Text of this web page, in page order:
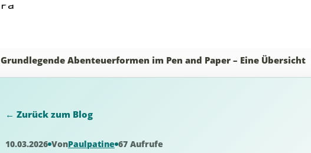
Grundlegende Abenteuerformen im Pen and Paper – Eine Übersicht
← Zurück zum Blog
10.03.2026 VonPaulpatine 67 Aufrufe